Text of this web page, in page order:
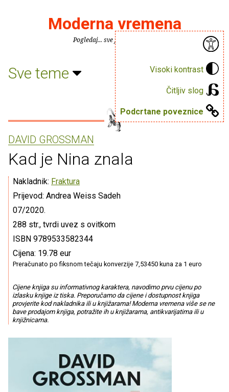
Visoki kontrast
Čitljiv slog
Podcrtane poveznice
Moderna vremena
Pogledaj... sve je puno knjiga.
Sve teme
DAVID GROSSMAN
Kad je Nina znala
Nakladnik: Fraktura
Prijevod: Andrea Weiss Sadeh
07/2020.
288 str., tvrdi uvez s ovitkom
ISBN 9789533582344
Cijena: 19.78 eur
Preračunato po fiksnom tečaju konverzije 7,53450 kuna za 1 euro
Cijene knjiga su informativnog karaktera, navodimo prvu cijenu po
izlasku knjige iz tiska. Preporučamo da cijene i dostupnost knjiga
provjerite kod nakladnika ili u knjižarama! Moderna vremena više se ne
bave prodajom knjiga, potražite ih u knjižarama, antikvarijatima ili u
knjižnicama.